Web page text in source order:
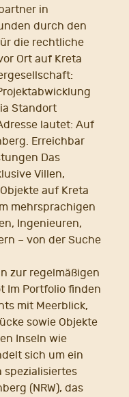
in
durch den
die rechtliche
Ort auf Kreta
Standort
lautet: Auf
Erreichbar
Das
Villen,
auf Kreta
mehrsprachigen
Ingenieuren,
– von der Suche
zur regelmäßigen
Im Portfolio finden
mit Meerblick,
sowie Objekte
Inseln wie
sich um ein
spezialisiertes
(NRW), das